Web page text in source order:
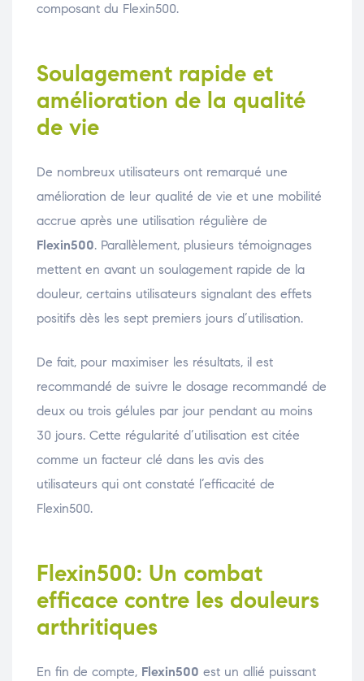
composant du Flexin500.
Soulagement rapide et
amélioration de la qualité
de vie
De nombreux utilisateurs ont remarqué une
amélioration de leur qualité de vie et une mobilité
accrue après une utilisation régulière de
Flexin500. Parallèlement, plusieurs témoignages
mettent en avant un soulagement rapide de la
douleur, certains utilisateurs signalant des effets
positifs dès les sept premiers jours d’utilisation.
De fait, pour maximiser les résultats, il est
recommandé de suivre le dosage recommandé de
deux ou trois gélules par jour pendant au moins
30 jours. Cette régularité d’utilisation est citée
comme un facteur clé dans les avis des
utilisateurs qui ont constaté l’efficacité de
Flexin500.
Flexin500: Un combat
efficace contre les douleurs
arthritiques
En fin de compte, Flexin500 est un allié puissant